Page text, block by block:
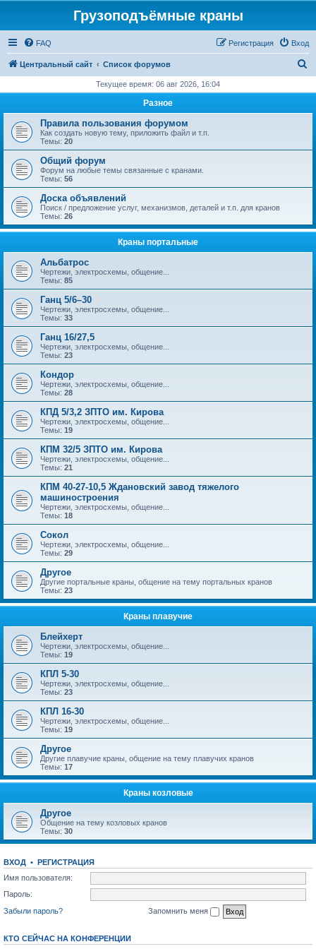
Грузоподъёмные краны
FAQ Вход
Регистрация
Центральный сайт Список форумов
с
Текущее время: 06 авг 2026, 16:04
Разное
Правила пользования форумом
Как создать новую тему, приложить файл и т.п.
Темы: 20
Общий форум
Форум на любые темы связанные с кранами.
Темы: 56
Доска объявлений
Поиск / предложение услуг, механизмов, деталей и т.п. для кранов
Темы: 26
Краны портальные
Альбатрос
Чертежи, электросхемы, общение...
Темы: 85
Ганц 5/6–30
Чертежи, электросхемы, общение...
Темы: 33
Ганц 16/27,5
Чертежи, электросхемы, общение...
Темы: 23
Кондор
Чертежи, электросхемы, общение...
Темы: 28
КПД 5/3,2 ЗПТО им. Кирова
Чертежи, электросхемы, общение...
Темы: 19
КПМ 32/5 ЗПТО им. Кирова
Чертежи, электросхемы, общение...
Темы: 21
КПМ 40-27-10,5 Ждановский завод тяжелого
машиностроения
Чертежи, электросхемы, общение...
Темы: 18
Сокол
Чертежи, электросхемы, общение...
Темы: 29
Другое
Другие портальные краны, общение на тему портальных кранов
Темы: 23
Краны плавучие
Блейхерт
Чертежи, электросхемы, общение...
Темы: 19
КПЛ 5-30
Чертежи, электросхемы, общение...
Темы: 23
КПЛ 16-30
Чертежи, электросхемы, общение...
Темы: 19
Другое
Другие плавучие краны, общение на тему плавучих кранов
Темы: 17
Краны козловые
Другое
Общение на тему козловых кранов
Темы: 30
ВХОД • РЕГИСТРАЦИЯ
Имя пользователя:
Пароль:
Забыли пароль?
Запомнить меня
КТО СЕЙЧАС НА КОНФЕРЕНЦИИ